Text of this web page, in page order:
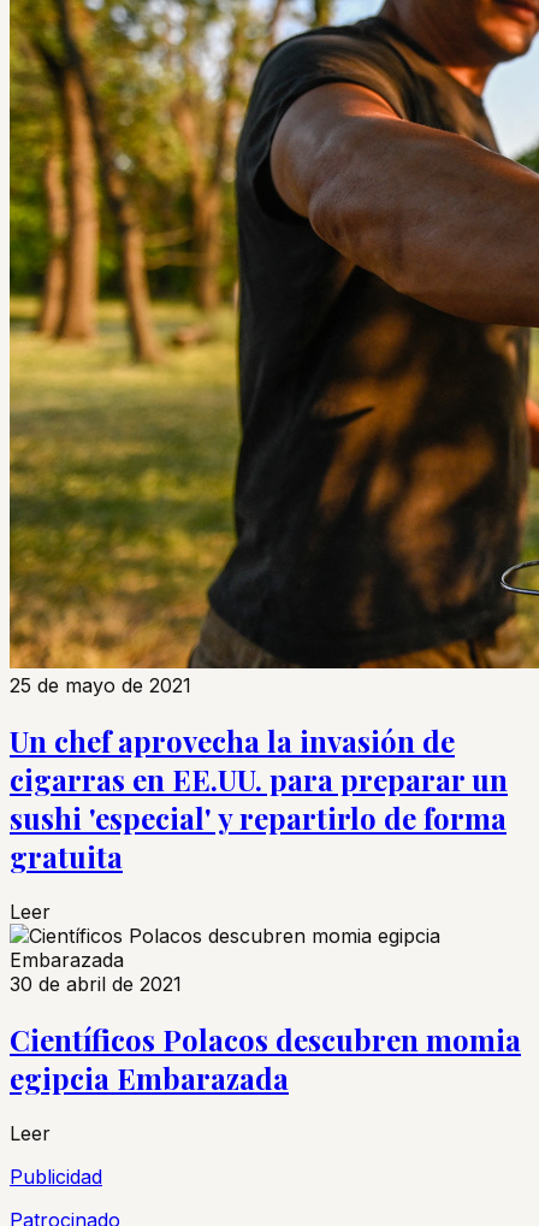
25 de mayo de 2021
Un chef aprovecha la invasión de
cigarras en EE.UU. para preparar un
sushi 'especial' y repartirlo de forma
gratuita
Leer
30 de abril de 2021
Científicos Polacos descubren momia
egipcia Embarazada
Leer
Publicidad
Patrocinado